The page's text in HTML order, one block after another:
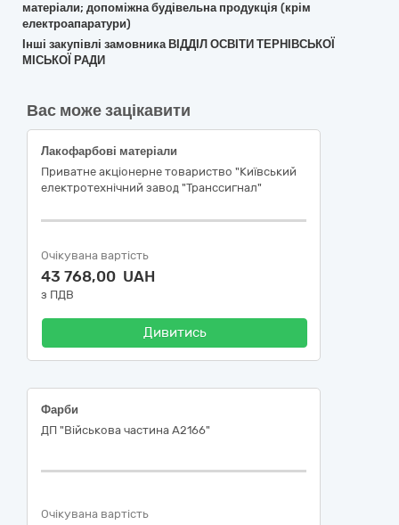
матеріали; допоміжна будівельна продукція (крім
електроапаратури)
Інші закупівлі замовника ВІДДІЛ ОСВІТИ ТЕРНІВСЬКОЇ
МІСЬКОЇ РАДИ
Вас може зацікавити
Лакофарбові матеріали
Приватне акціонерне товариство "Київський
електротехнічний завод "Транссигнал"
Очікувана вартість
43 768,00 UAH
з ПДВ
Дивитись
Фарби
ДП "Військова частина А2166"
Очікувана вартість